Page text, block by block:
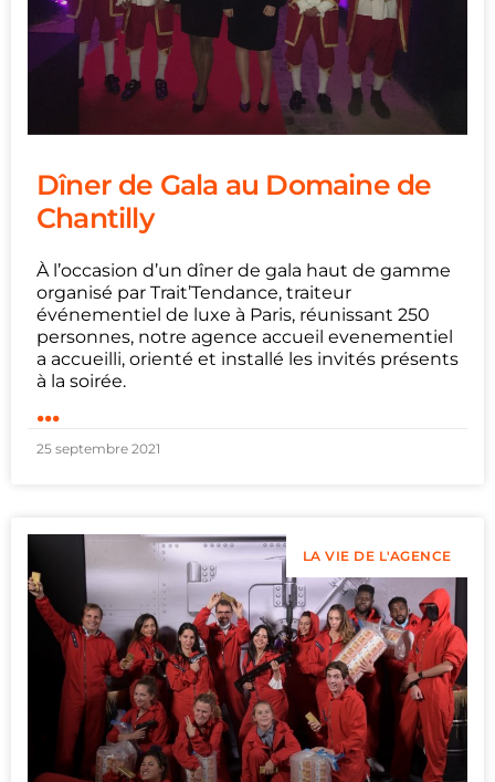
Dîner de Gala au Domaine de
Chantilly
À l’occasion d’un dîner de gala haut de gamme
organisé par Trait’Tendance, traiteur
événementiel de luxe à Paris, réunissant 250
personnes, notre agence accueil evenementiel
a accueilli, orienté et installé les invités présents
à la soirée.
...
25 septembre 2021
LA VIE DE L'AGENCE